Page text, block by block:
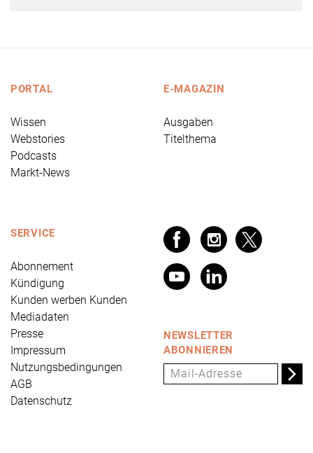
PORTAL
Wissen
Webstories
Podcasts
Markt-News
E-MAGAZIN
Ausgaben
Titelthema
SERVICE
Abonnement
Kündigung
Kunden werben Kunden
Mediadaten
Presse
Impressum
Nutzungsbedingungen
AGB
Datenschutz
NEWSLETTER
ABONNIEREN